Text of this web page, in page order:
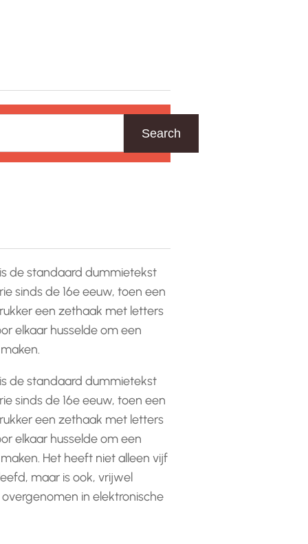
Search
de standaard dummietekst
sinds de 16e eeuw, toen een
een zethaak met letters
elkaar husselde om een
de standaard dummietekst
sinds de 16e eeuw, toen een
een zethaak met letters
elkaar husselde om een
Het heeft niet alleen vijf
maar is ook, vrijwel
in elektronische